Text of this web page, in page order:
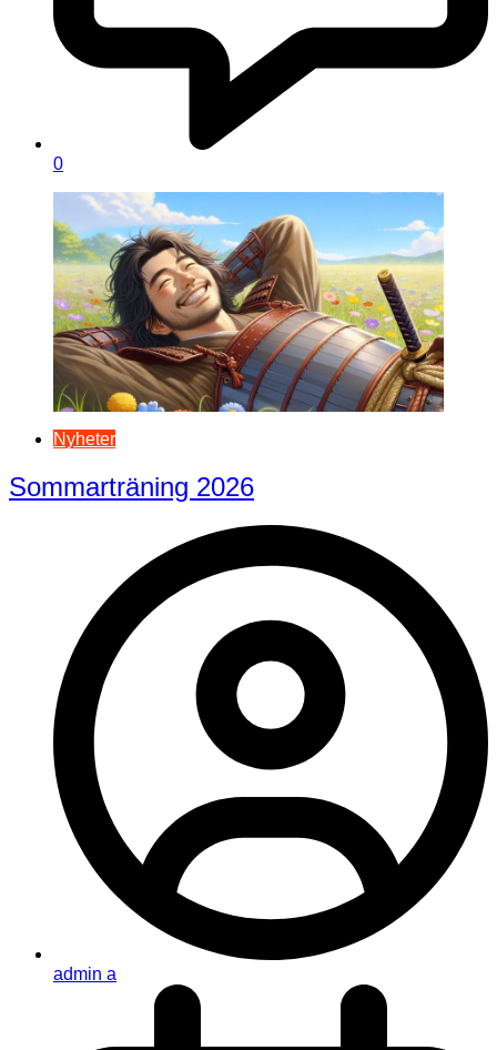
0
Nyheter
Sommarträning 2026
admin a